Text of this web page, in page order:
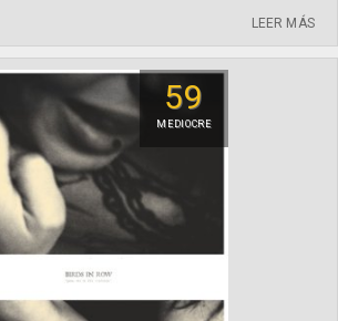
LEER MÁS
59
MEDIOCRE